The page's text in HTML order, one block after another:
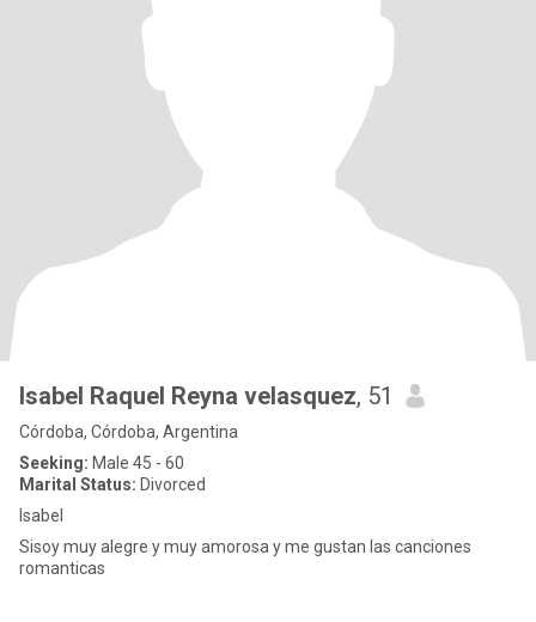
Isabel Raquel Reyna velasquez, 51
Córdoba, Córdoba, Argentina
Seeking: Male 45 - 60
Marital Status: Divorced
Isabel
Sisoy muy alegre y muy amorosa y me gustan las canciones
romanticas